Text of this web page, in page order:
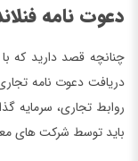
دعوت نامه
چنانچه قصد دارید که
دریافت دعوت نامه
روابط تجاری، سرمایه
باید توسط شرکت های